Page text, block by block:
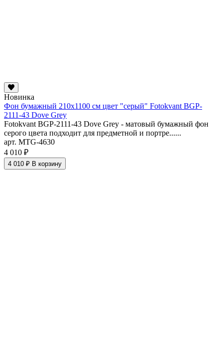
Новинка
Фон бумажный 210х1100 см цвет "серый" Fotokvant BGP-
2111-43 Dove Grey
Fotokvant BGP-2111-43 Dove Grey - матовый бумажный фон
серого цвета подходит для предметной и портре......
арт. MTG-4630
4 010 ₽
4 010 ₽ В корзину